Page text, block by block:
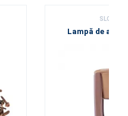
SLOW
Lampă de